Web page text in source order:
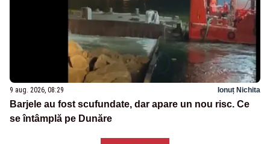
9 aug. 2026, 08:29 Ionuț Nichita
Barjele au fost scufundate, dar apare un nou risc. Ce
se întâmplă pe Dunăre